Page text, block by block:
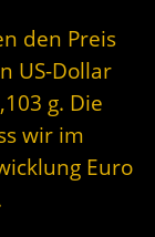
den Preis
US-Dollar
g. Die
wir im
Euro